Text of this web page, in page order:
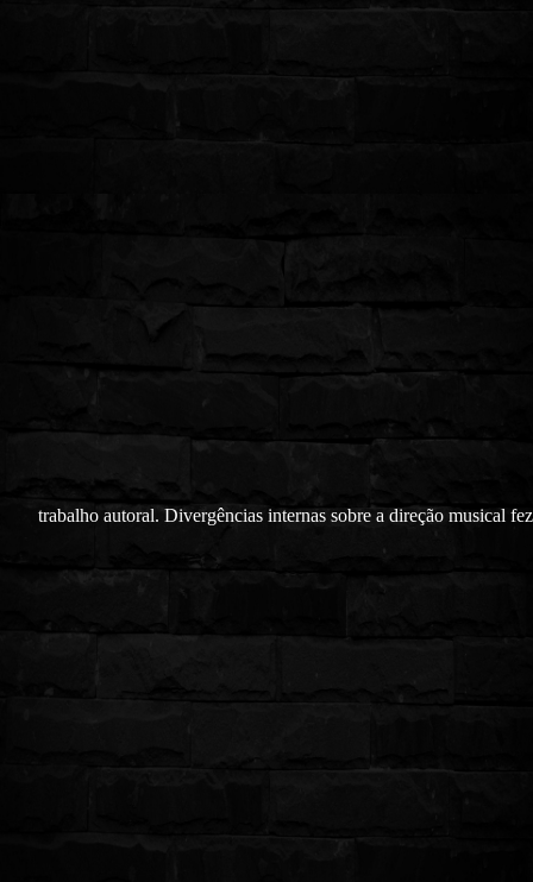
trabalho autoral. Divergências internas sobre a direção musical